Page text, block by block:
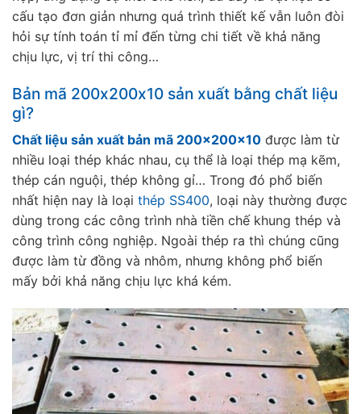
cấu tạo đơn giản nhưng quá trình thiết kế vẫn luôn đòi
hỏi sự tính toán tỉ mỉ đến từng chi tiết về khả năng
chịu lực, vị trí thi công…
Bản mã 200x200x10 sản xuất bằng chất liệu
gì?
Chất liệu sản xuất bản mã 200x200x10 được làm từ
nhiều loại thép khác nhau, cụ thể là loại thép mạ kẽm,
thép cán nguội, thép không gỉ… Trong đó phổ biến
nhất hiện nay là loại thép SS400, loại này thường được
dùng trong các công trình nhà tiền chế khung thép và
công trình công nghiệp. Ngoài thép ra thì chúng cũng
được làm từ đồng và nhôm, nhưng không phổ biến
mấy bởi khả năng chịu lực khá kém.